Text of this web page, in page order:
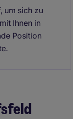
um sich zu
Ihnen in
Position